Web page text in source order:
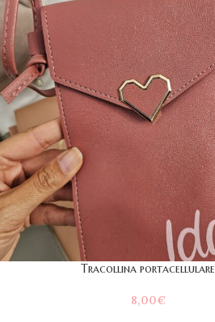
Tracollina portacellulare
8,00€